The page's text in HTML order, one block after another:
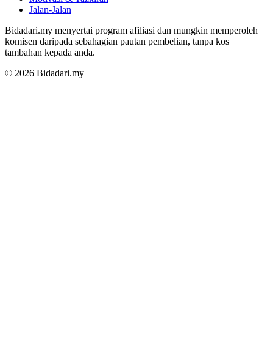
Jalan-Jalan
Bidadari.my menyertai program afiliasi dan mungkin memperoleh
komisen daripada sebahagian pautan pembelian, tanpa kos
tambahan kepada anda.
© 2026 Bidadari.my